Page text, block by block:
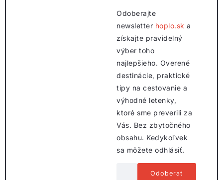
Odoberajte
newsletter hoplo.sk a
získajte pravidelný
výber toho
najlepšieho. Overené
destinácie, praktické
tipy na cestovanie a
výhodné letenky,
ktoré sme preverili za
Vás. Bez zbytočného
obsahu. Kedykoľvek
sa môžete odhlásiť.